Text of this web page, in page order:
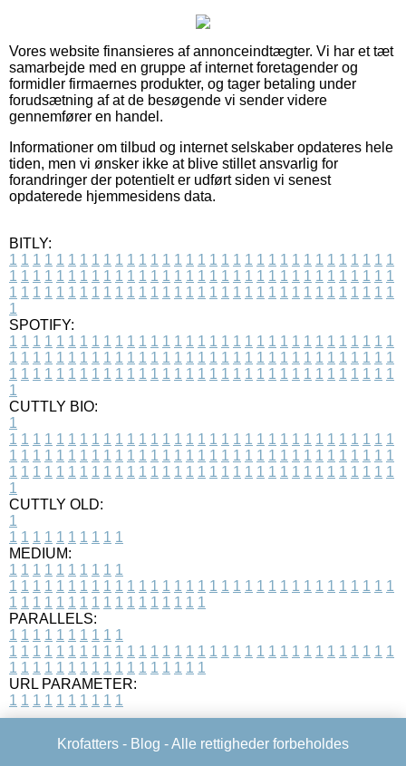
Vores website finansieres af annonceindtægter. Vi har et tæt
samarbejde med en gruppe af internet foretagender og
formidler firmaernes produkter, og tager betaling under
forudsætning af at de besøgende vi sender videre
gennemfører en handel.
Informationer om tilbud og internet selskaber opdateres hele
tiden, men vi ønsker ikke at blive stillet ansvarlig for
forandringer der potentielt er udført siden vi senest
opdaterede hjemmesidens data.
BITLY:
1 1 1 1 1 1 1 1 1 1 1 1 1 1 1 1 1 1 1 1 1 1 1 1 1 1 1 1 1 1 1 1 1
1 1 1 1 1 1 1 1 1 1 1 1 1 1 1 1 1 1 1 1 1 1 1 1 1 1 1 1 1 1 1 1 1
1 1 1 1 1 1 1 1 1 1 1 1 1 1 1 1 1 1 1 1 1 1 1 1 1 1 1 1 1 1 1 1 1
1
SPOTIFY:
1 1 1 1 1 1 1 1 1 1 1 1 1 1 1 1 1 1 1 1 1 1 1 1 1 1 1 1 1 1 1 1 1
1 1 1 1 1 1 1 1 1 1 1 1 1 1 1 1 1 1 1 1 1 1 1 1 1 1 1 1 1 1 1 1 1
1 1 1 1 1 1 1 1 1 1 1 1 1 1 1 1 1 1 1 1 1 1 1 1 1 1 1 1 1 1 1 1 1
1
CUTTLY BIO:
1
1 1 1 1 1 1 1 1 1 1 1 1 1 1 1 1 1 1 1 1 1 1 1 1 1 1 1 1 1 1 1 1 1
1 1 1 1 1 1 1 1 1 1 1 1 1 1 1 1 1 1 1 1 1 1 1 1 1 1 1 1 1 1 1 1 1
1 1 1 1 1 1 1 1 1 1 1 1 1 1 1 1 1 1 1 1 1 1 1 1 1 1 1 1 1 1 1 1 1
1
CUTTLY OLD:
1
1 1 1 1 1 1 1 1 1 1
MEDIUM:
1 1 1 1 1 1 1 1 1 1
1 1 1 1 1 1 1 1 1 1 1 1 1 1 1 1 1 1 1 1 1 1 1 1 1 1 1 1 1 1 1 1 1
1 1 1 1 1 1 1 1 1 1 1 1 1 1 1 1 1
PARALLELS:
1 1 1 1 1 1 1 1 1 1
1 1 1 1 1 1 1 1 1 1 1 1 1 1 1 1 1 1 1 1 1 1 1 1 1 1 1 1 1 1 1 1 1
1 1 1 1 1 1 1 1 1 1 1 1 1 1 1 1 1
URL PARAMETER:
1 1 1 1 1 1 1 1 1 1
Krofatters - Blog - Alle rettigheder forbeholdes